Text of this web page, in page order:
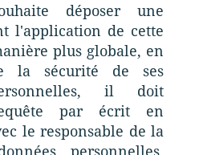
déposer une
l'application de cette
plus globale, en
la sécurité de ses
il doit
par écrit en
le responsable de la
personnelles.